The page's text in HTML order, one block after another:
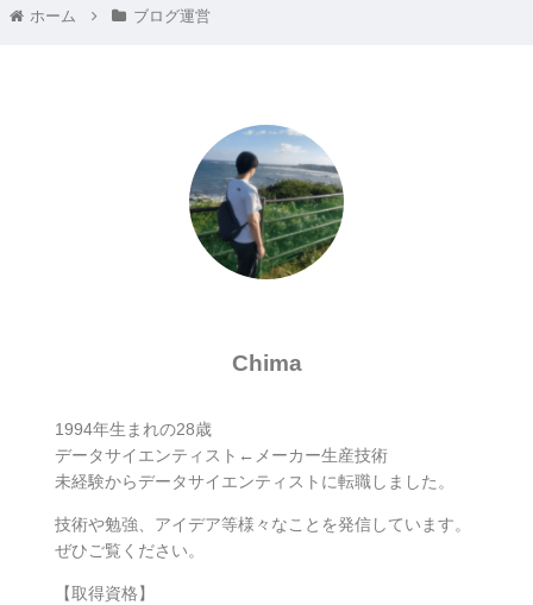
ホーム ブログ運営
Chima
1994年生まれの28歳
データサイエンティスト←メーカー生産技術
未経験からデータサイエンティストに転職しました。
技術や勉強、アイデア等様々なことを発信しています。
ぜひご覧ください。
【取得資格】